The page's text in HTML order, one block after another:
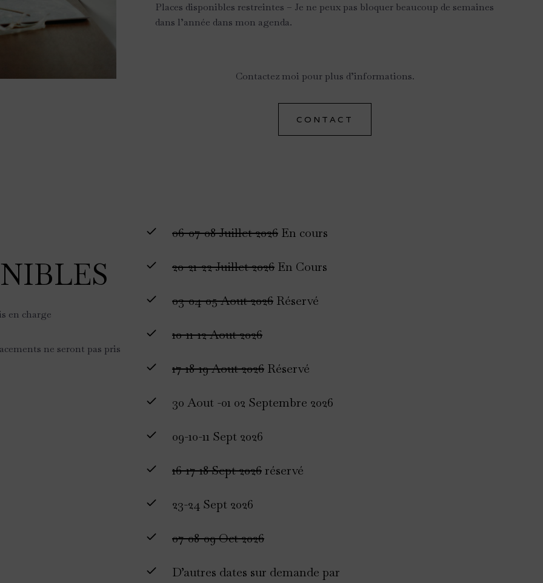
Places disponibles restreintes – Je ne peux pas bloquer beaucoup de semaines
dans l’année dans mon agenda.
Contactez moi pour plus d’informations.
CONTACT
en charge
ne seront pas pris
06-07-08 Juillet 2026 En cours
20-21-22 Juillet 2026 En Cours
03-04-05 Aout 2026 Réservé
10-11-12 Aout 2026
17-18-19 Aout 2026 Réservé
30 Aout -01 02 Septembre 2026
09-10-11 Sept 2026
16-17-18 Sept 2026réservé
23-24 Sept 2026
07-08-09 Oct 2026
D’autres dates sur demande par